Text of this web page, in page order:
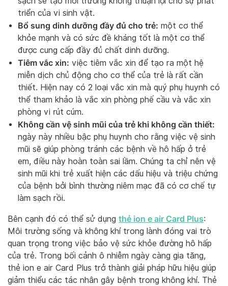
triển của vi sinh vật.
Bổ sung dinh dưỡng đầy đủ cho trẻ: một cơ thể
khỏe mạnh và có sức đề kháng tốt là một cơ thể
được cung cấp đầy đủ chất dinh dưỡng.
Tiêm vắc xin: việc tiêm vắc xin để tạo ra một hệ
miễn dịch chủ động cho cơ thể của trẻ là rất cần
thiết. Hiện nay có 2 loại vắc xin mà quý phụ huynh có
thể tham khảo là vắc xin phòng phế cầu và vắc xin
phòng vi rút cúm.
Không cần vệ sinh mũi của trẻ khi không cần thiết:
ngày này nhiều bậc phụ huynh cho rằng việc vệ sinh
mũi sẽ giúp phòng tránh các bệnh về hô hấp ở trẻ
em, điều này hoàn toàn sai lầm. Chúng ta chỉ nên vệ
sinh mũi khi trẻ xuất hiện các dấu hiệu và triệu chứng
của bệnh bởi bình thường niêm mạc đã có cơ chế tự
làm sạch rồi.
Bên cạnh đó có thể sử dụng thẻ ion e air Card Plus:
Môi trường sống và không khí trong lành đóng vai trò
quan trọng trong việc bảo vệ sức khỏe đường hô hấp
của trẻ. Trong bối cảnh ô nhiễm ngày càng gia tăng,
thẻ ion e air Card Plus trở thành giải pháp hữu hiệu giúp
giảm thiểu các tác nhân gây bệnh trong không khí. Thẻ